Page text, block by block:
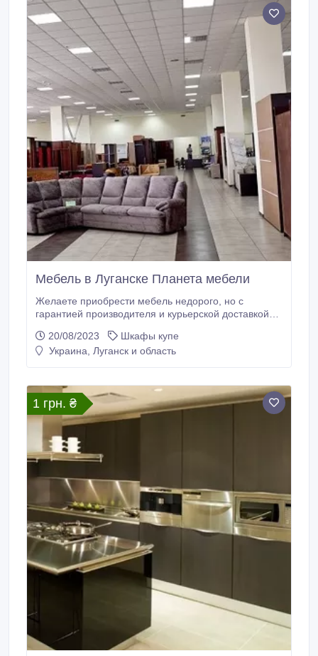
Мебель в Луганске Планета мебели
Желаете приобрести мебель недорого, но с
гарантией производителя и курьерской доставкой?
день наша компания является одним из лидеров в
мебельной индустрии, предлагая качественную
изделия для дома и офиса.
20/08/2023
Шкафы купе
Украина, Луганск и область
1 грн. ₴